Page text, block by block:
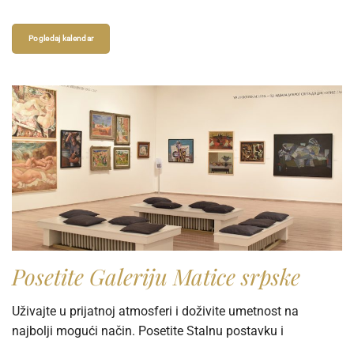
Pogledaj kalendar
Posetite Galeriju Matice srpske
Uživajte u prijatnoj atmosferi i doživite umetnost na
najbolji mogući način. Posetite Stalnu postavku i